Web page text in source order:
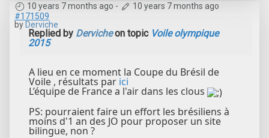
10 years 7 months ago -
10 years 7 months ago
#171509
by Derviche
Replied by Dervicheon topic Voile olympique
2015
A lieu en ce moment la Coupe du Brésil de
Voile , résultats par ici
L’équipe de France a l'air dans les clous
PS: pourraient faire un effort les brésiliens à
moins d'1 an des JO pour proposer un site
bilingue, non ?